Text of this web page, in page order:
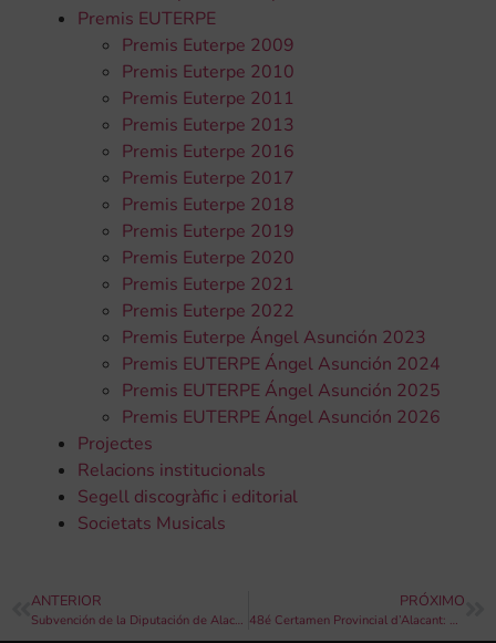
Premis EUTERPE
Premis Euterpe 2009
Premis Euterpe 2010
Premis Euterpe 2011
Premis Euterpe 2013
Premis Euterpe 2016
Premis Euterpe 2017
Premis Euterpe 2018
Premis Euterpe 2019
Premis Euterpe 2020
Premis Euterpe 2021
Premis Euterpe 2022
Premis Euterpe Ángel Asunción 2023
Premis EUTERPE Ángel Asunción 2024
Premis EUTERPE Ángel Asunción 2025
Premis EUTERPE Ángel Asunción 2026
Projectes
Relacions institucionals
Segell discogràfic i editorial
Societats Musicals
ANTERIOR
Subvención de la Diputación de Alacante para la compra de partituras
PRÓXIMO
48é Certamen Provincial d’Alacant: Resultats de la Tercera i Quarta secció